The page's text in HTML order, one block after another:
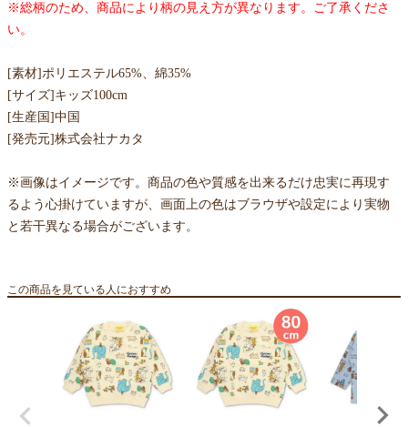
※総柄のため、商品により柄の見え方が異なります。ご了承くださ
い。
[素材]ポリエステル65%、綿35%
[サイズ]キッズ100cm
[生産国]中国
[発売元]株式会社ナカタ
※画像はイメージです。商品の色や質感を出来るだけ忠実に再現す
るよう心掛けていますが、画面上の色はブラウザや設定により実物
と若干異なる場合がございます。
この商品を見ている人におすすめ